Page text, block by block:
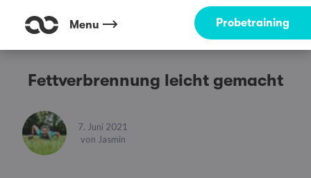
Menu Probetraining
Fettverbrennung leicht gemacht
7. Juni 2021
von Jasmin